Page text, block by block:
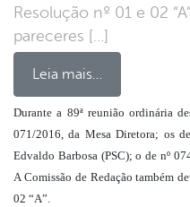
Resolução nº 01 e 02
pareceres […]
Leia mais…
Durante a 89ª reunião ordinária
071/2016, da Mesa Diretora; os
Edvaldo Barbosa (PSC); o de nº
A Comissão de Redação também
02 “A”.